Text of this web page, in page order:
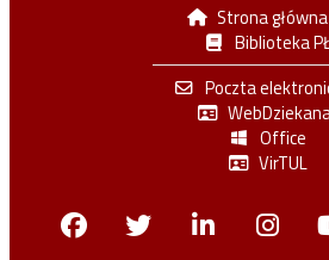
Strona
Biblioteka
Poczta
Office
VirTUL
FacebookTwitterLinkedin